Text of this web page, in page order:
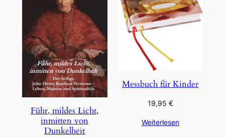
Führ, mildes Licht,
inmitten von
Dunkelheit
Messbuch für Kinder
19,95 €
Weiterlesen